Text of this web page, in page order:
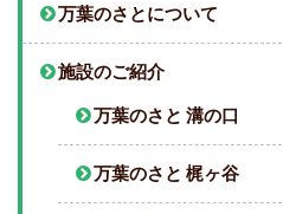
万葉のさとについて
施設のご紹介
万葉のさと 溝の口
万葉のさと 梶ヶ谷